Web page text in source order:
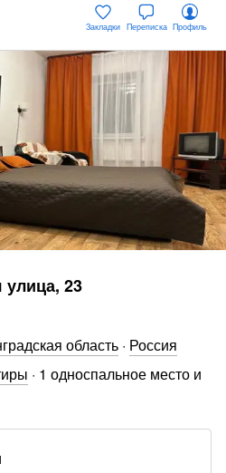
Закладки Переписка Профиль
23
область · Россия
· 1 односпальное место и